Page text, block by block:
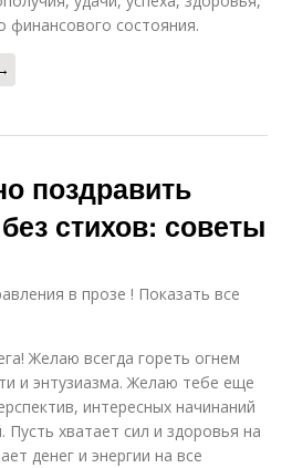
финансового состояния.
поздравить
стихов: советы
в прозе ! Показать все
Желаю всегда гореть огнем
и энтузиазма. Желаю тебе еще
интересных начинаний
хватает сил и здоровья на
денег и энергии на все